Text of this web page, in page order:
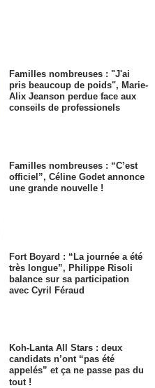
Familles nombreuses : "J'ai
pris beaucoup de poids", Marie-
Alix Jeanson perdue face aux
conseils de professionels
Familles nombreuses : “C’est
officiel”, Céline Godet annonce
une grande nouvelle !
Fort Boyard : “La journée a été
très longue”, Philippe Risoli
balance sur sa participation
avec Cyril Féraud
Koh-Lanta All Stars : deux
candidats n’ont “pas été
appelés” et ça ne passe pas du
tout !